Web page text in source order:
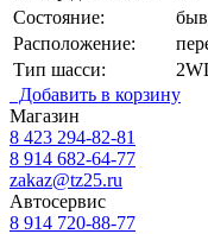
Состояние:
Расположение:
Тип шасси:
Добавить в корзину
Магазин
8 423 294-82-81
8 914 682-64-77
zakaz@tz25.ru
Автосервис
8 914 720-88-77